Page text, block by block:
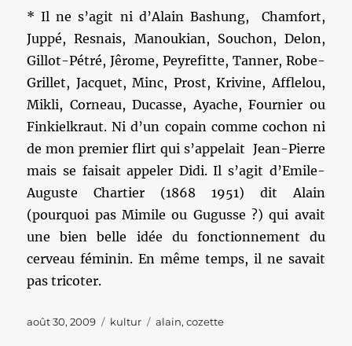
* Il ne s’agit ni d’Alain Bashung, Chamfort,
Juppé, Resnais, Manoukian, Souchon, Delon,
Gillot-Pétré, Jêrome, Peyrefitte, Tanner, Robe-
Grillet, Jacquet, Minc, Prost, Krivine, Afflelou,
Mikli, Corneau, Ducasse, Ayache, Fournier ou
Finkielkraut. Ni d’un copain comme cochon ni
de mon premier flirt qui s’appelait Jean-Pierre
mais se faisait appeler Didi. Il s’agit d’Emile-
Auguste Chartier (1868 1951) dit Alain
(pourquoi pas Mimile ou Gugusse ?) qui avait
une bien belle idée du fonctionnement du
cerveau féminin. En même temps, il ne savait
pas tricoter.
Publié
août 30, 2009 Catégories
kultur Étiquettes
alain,cozette